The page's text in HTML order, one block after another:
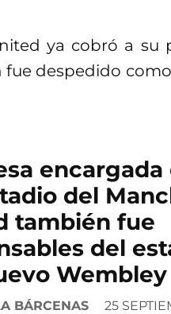
ya cobró a su
fue despedido
del
también fue
del
Wembley
BÁRCENAS 25